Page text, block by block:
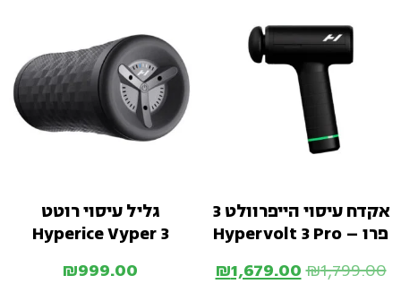
אקדח עיסוי הייפרוולט 3
פרו – Hypervolt 3 Pro
₪1,799.00
₪1,679.00
גליל עיסוי רוטט
Hyperice Vyper 3
₪999.00